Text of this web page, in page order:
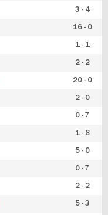
3 - 4
16 - 0
1 - 1
2 - 2
20 - 0
2 - 0
0 - 7
1 - 8
5 - 0
0 - 7
2 - 2
5 - 3